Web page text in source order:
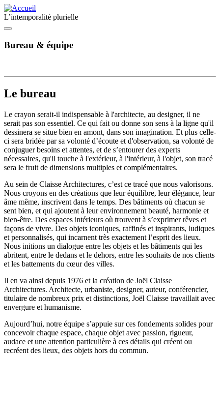
Aller au contenu principal
L’intemporalité plurielle
Navigation menu
Bureau & équipe
Le bureau
Le crayon serait-il indispensable à l'architecte, au designer, il ne
serait pas son essentiel. Ce qui fait ou donne son sens à la ligne qu'il
dessinera se situe bien en amont, dans son imagination. Et plus celle-
ci sera bridée par sa volonté d’écoute et d'observation, sa volonté de
conjuguer besoins et attentes, et de s’entourer des experts
nécessaires, qu'il touche à l'extérieur, à l'intérieur, à l'objet, son tracé
sera le fruit de dimensions multiples et complémentaires.
Au sein de Claisse Architectures, c’est ce tracé que nous valorisons.
Nous croyons en des créations que leur équilibre, leur élégance, leur
âme même, inscrivent dans le temps. Des bâtiments où chacun se
sent bien, et qui ajoutent à leur environnement beauté, harmonie et
bien-être. Des espaces intérieurs où trouvent à s’exprimer rêves et
façons de vivre. Des objets iconiques, raffinés et inspirants, ludiques
et personnalisés, qui incarnent très exactement l’esprit des lieux.
Nous initions un dialogue entre les objets et les bâtiments qui les
abritent, entre le dedans et le dehors, entre les souhaits de nos clients
et les battements du cœur des villes.
Il en va ainsi depuis 1976 et la création de Joël Claisse
Architectures. Architecte, urbaniste, designer, auteur, conférencier,
titulaire de nombreux prix et distinctions, Joël Claisse travaillait avec
envergure et humanisme.
Aujourd’hui, notre équipe s’appuie sur ces fondements solides pour
concevoir chaque espace, chaque objet avec passion, rigueur,
audace et une attention particulière à ces détails qui créent ou
recréent des lieux, des objets hors du commun.